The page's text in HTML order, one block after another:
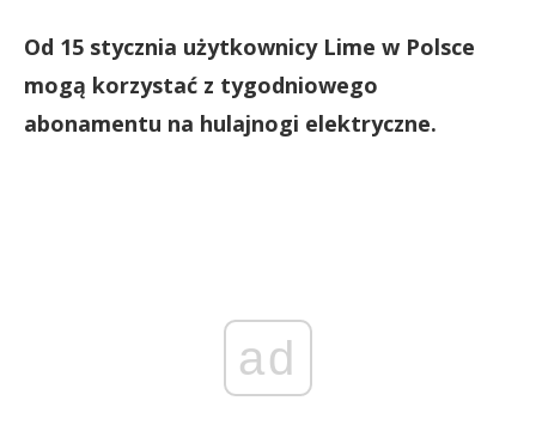
Od 15 stycznia użytkownicy Lime w Polsce
mogą korzystać z tygodniowego
abonamentu na hulajnogi elektryczne.
ad